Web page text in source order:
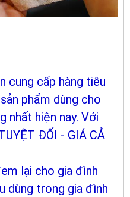
cung cấp hàng tiêu
phẩm dùng cho
nhất hiện nay. Với
ĐỐI - GIÁ CẢ
lại cho gia đình
dùng trong gia đình